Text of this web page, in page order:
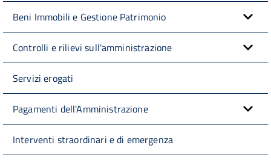
Beni Immobili e Gestione Patrimonio
Controlli e rilievi sull'amministrazione
Servizi erogati
Pagamenti dell'Amministrazione
Interventi straordinari e di emergenza